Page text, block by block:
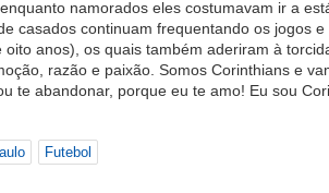
namorados eles costumavam ir a
casados continuam frequentando os jogos
oito anos), os quais também aderiram à
razão e paixão. Somos Corinthians e
te abandonar, porque eu te amo! Eu sou
Futebol